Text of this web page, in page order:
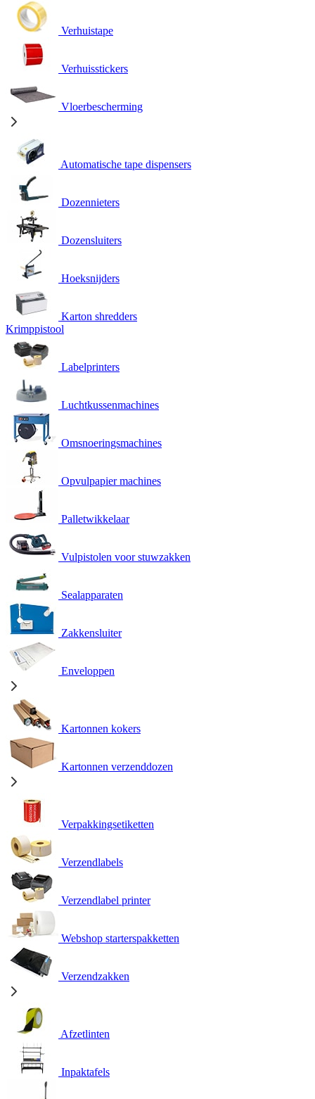
Verhuistape
Verhuisstickers
Vloerbescherming
Automatische tape dispensers
Dozennieters
Dozensluiters
Hoeksnijders
Karton shredders
Krimppistool
Labelprinters
Luchtkussenmachines
Omsnoeringsmachines
Opvulpapier machines
Palletwikkelaar
Vulpistolen voor stuwzakken
Sealapparaten
Zakkensluiter
Enveloppen
Kartonnen kokers
Kartonnen verzenddozen
Verpakkingsetiketten
Verzendlabels
Verzendlabel printer
Webshop starterspakketten
Verzendzakken
Afzetlinten
Inpaktafels